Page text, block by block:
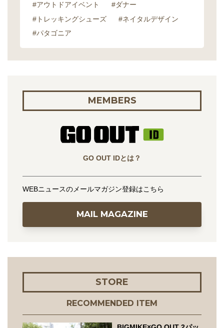
#アウトドアイベント
#ダナー
#トレッキングシューズ
#ネイタルデザイン
#パタゴニア
MEMBERS
GO OUT IDとは？
WEBニュースのメールマガジン登録はこちら
MAIL MAGAZINE
STORE
RECOMMENDED ITEM